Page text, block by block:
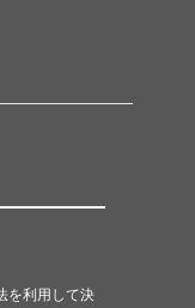
を利用して決